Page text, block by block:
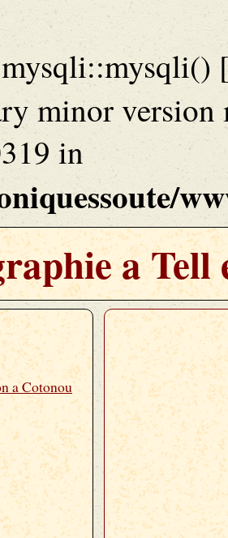
minor version
in
a Tell
a Cotonou